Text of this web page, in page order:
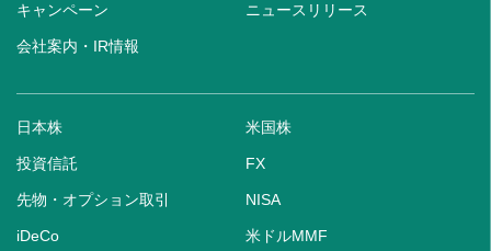
キャンペーン ニュースリリース
会社案内・IR情報
日本株 米国株
投資信託 FX
先物・オプション取引 NISA
iDeCo 米ドルMMF